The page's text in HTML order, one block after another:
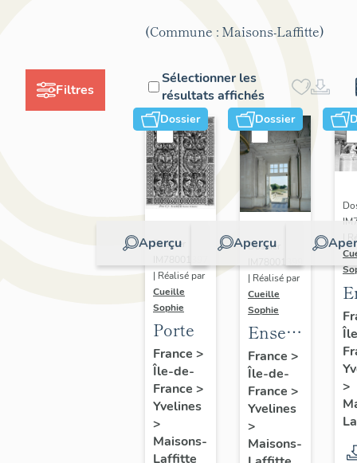
Filtres
(Commune : Maisons-Laffitte)
Sélectionner les
résultats affichés
Dossier
Aperçu
Dossier
| Réalisé par
Cueille
Sophie
Porte
France >
Île-de-
France >
Yvelines
>
Maisons-
Laffitte
Dossier
Aperçu
Dossier
| Réalisé par
Cueille
Sophie
Ensemble
de bas-
reliefs :
les
Quatre
éléments
France >
Île-de-
France >
Yvelines
>
Maisons-
|
>